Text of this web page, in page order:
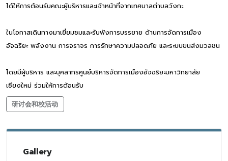
ได้ให้การต้อนรับคณะผู้บริหารและเจ้าหน้าที่จากเทศบาลตำบลวังกะ
ในโอกาสเดินทางมาเยี่ยมชมและรับฟังการบรรยาย ด้านการจัดการเมือง
อัจฉริยะ พลังงาน การจราจร การรักษาความปลอดภัย และระบบขนส่งมวลชน
โดยมีผู้บริหาร และบุคลากรศูนย์บริหารจัดการเมืองอัจฉริยะมหาวิทยาลัย
เชียงใหม่ ร่วมให้การต้อนรับ
研讨会和校活动
Gallery